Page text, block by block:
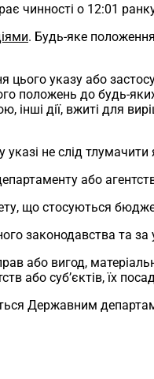
чинності о 12:01
. Будь-яке
цього указу або
положень до будь-
інші дії, вжиті для
указі не слід
або
що стосуються
законодавства та
або вигод,
або суб’єктів, їх
Державним